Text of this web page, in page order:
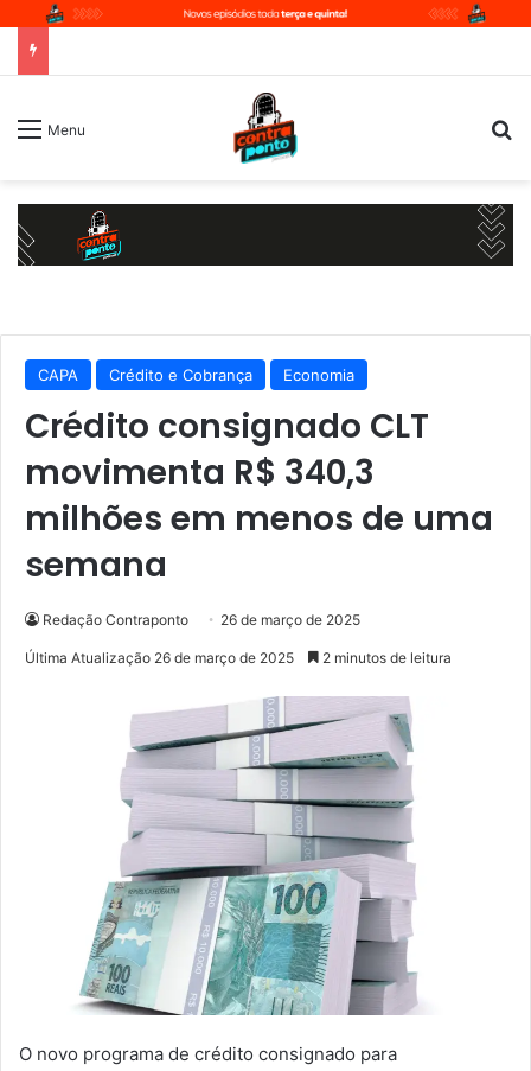
Menu
CAPA Crédito e Cobrança Economia
Crédito consignado CLT
movimenta R$ 340,3
milhões em menos de uma
semana
Redação Contraponto 26 de março de 2025
Última Atualização 26 de março de 2025 2 minutos de leitura
O novo programa de crédito consignado para